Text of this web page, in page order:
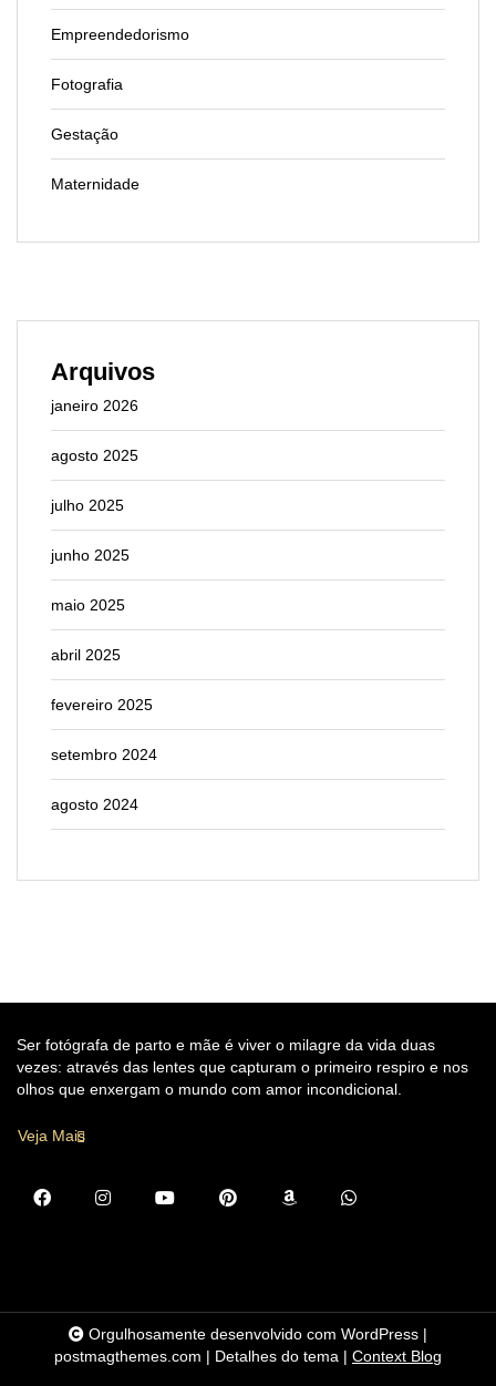
Empreendedorismo
Fotografia
Gestação
Maternidade
Arquivos
janeiro 2026
agosto 2025
julho 2025
junho 2025
maio 2025
abril 2025
fevereiro 2025
setembro 2024
agosto 2024
Ser fotógrafa de parto e mãe é viver o milagre da vida duas
vezes: através das lentes que capturam o primeiro respiro e nos
olhos que enxergam o mundo com amor incondicional.
Veja Mais
Orgulhosamente desenvolvido com WordPress
postmagthemes.com
Detalhes do tema Context Blog